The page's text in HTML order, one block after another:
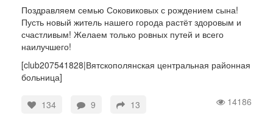
Вятские Поляны
Поздравляем семью Соковиковых с рождением сына!
Пусть новый житель нашего города растёт здоровым и
счастливым! Желаем только ровных путей и всего
наилучшего!
[club207541828|Вятскополянская центральная районная
больница]
14186
134 9 13